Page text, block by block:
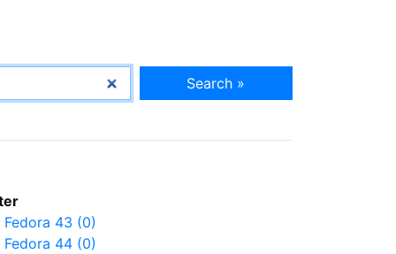
Search »
Fedora 43 (0)
Fedora 44 (0)